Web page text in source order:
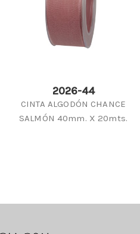
2026-44
CINTA ALGODÓN CHANCE
SALMÓN 40mm. X 20mts.